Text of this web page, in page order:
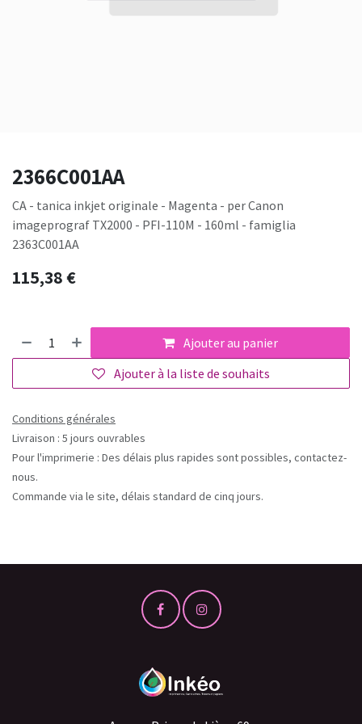
2366C001AA
CA - tanica inkjet originale - Magenta - per Canon
imageprograf TX2000 - PFI-110M - 160ml - famiglia
2363C001AA
115,38€
Ajouter au panier
Ajouter à la liste de souhaits
Conditions générales
Livraison : 5 jours ouvrables
Pour l'imprimerie : Des délais plus rapides sont possibles, contactez-
nous.
Commande via le site, délais standard de cinq jours.